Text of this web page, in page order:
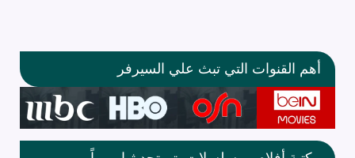
أهم القنوات التي تبث علي السيرفر